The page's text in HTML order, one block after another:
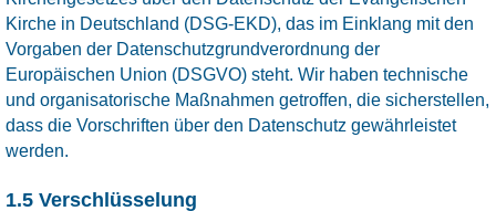
Kirche in Deutschland (DSG-EKD), das im Einklang mit den
Vorgaben der Datenschutzgrundverordnung der
Europäischen Union (DSGVO) steht. Wir haben technische
und organisatorische Maßnahmen getroffen, die sicherstellen,
dass die Vorschriften über den Datenschutz gewährleistet
werden.
1.5 Verschlüsselung